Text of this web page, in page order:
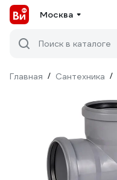
Москва
Поиск в каталоге
Главная / Сантехника /